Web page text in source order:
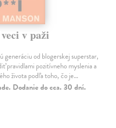
v paži
generáciu od blogerskej superstar,
pravidlami pozitívneho myslenia a
života podľa toho, čo je…
Dodanie do cca. 30 dní.